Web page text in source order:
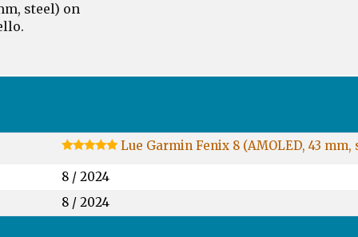
steel) on
Lue Garmin Fenix 8 (AMOLED, 43
8 / 2024
8 / 2024